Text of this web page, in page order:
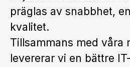
präglas av snabbhet,
kvalitet.
Tillsammans med våra
levererar vi en bättre